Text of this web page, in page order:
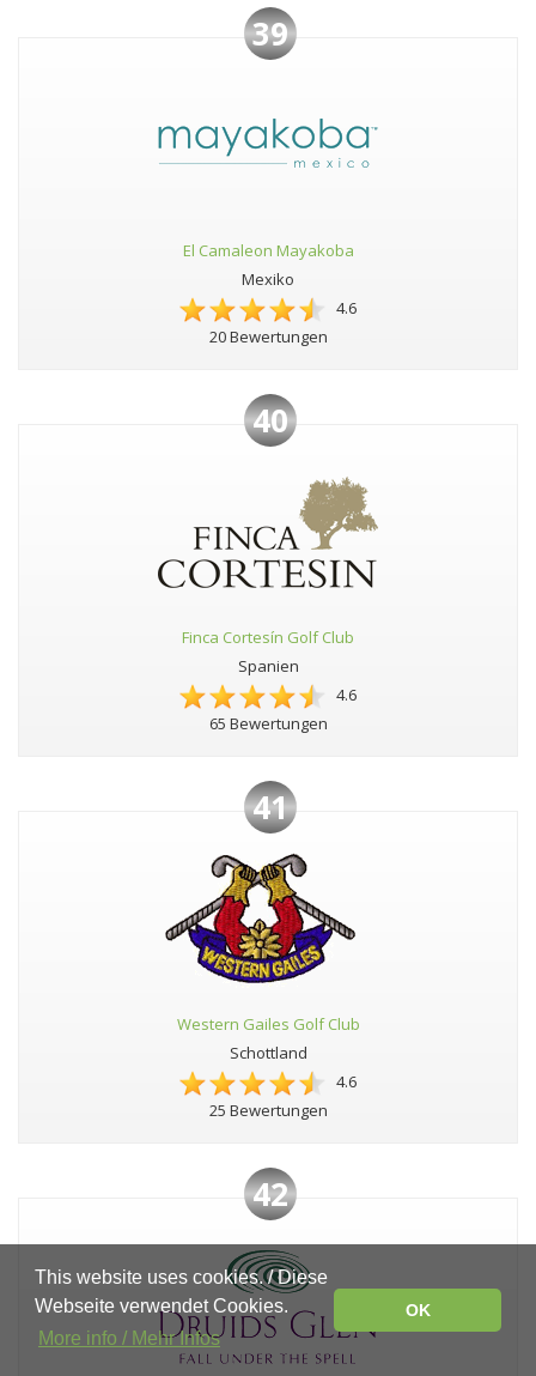
39
El Camaleon Mayakoba
Mexiko
4.6
20 Bewertungen
40
Finca Cortesín Golf Club
Spanien
4.6
65 Bewertungen
41
Western Gailes Golf Club
Schottland
4.6
25 Bewertungen
42
This website uses cookies. / Diese
Webseite verwendet Cookies.
More info / Mehr Infos
OK